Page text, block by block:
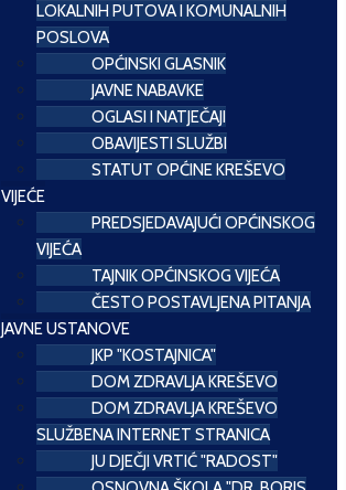
LOKALNIH PUTOVA I KOMUNALNIH
POSLOVA
OPĆINSKI GLASNIK
JAVNE NABAVKE
OGLASI I NATJEČAJI
OBAVIJESTI SLUŽBI
STATUT OPĆINE KREŠEVO
VIJEĆE
PREDSJEDAVAJUĆI OPĆINSKOG
VIJEĆA
TAJNIK OPĆINSKOG VIJEĆA
ČESTO POSTAVLJENA PITANJA
JAVNE USTANOVE
JKP "KOSTAJNICA"
DOM ZDRAVLJA KREŠEVO
DOM ZDRAVLJA KREŠEVO
SLUŽBENA INTERNET STRANICA
JU DJEČJI VRTIĆ "RADOST"